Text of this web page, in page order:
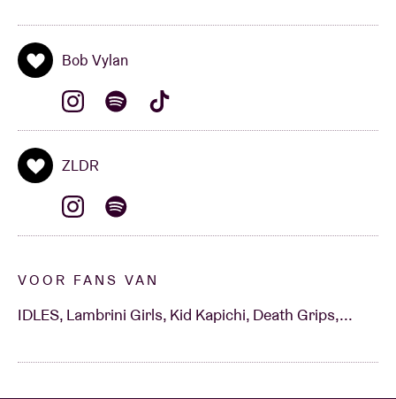
Bob Vylan
ZLDR
VOOR FANS VAN
IDLES, Lambrini Girls, Kid Kapichi, Death Grips,...